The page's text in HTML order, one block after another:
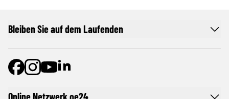
Online Netzwerk oe24
Bleiben Sie auf dem Laufenden